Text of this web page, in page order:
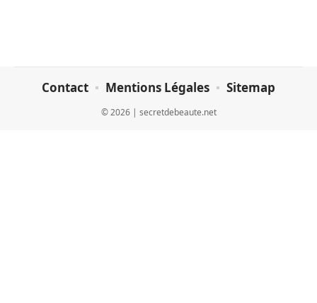
© 2026 | secretdebeaute.net
Contact Mentions Légales Sitemap